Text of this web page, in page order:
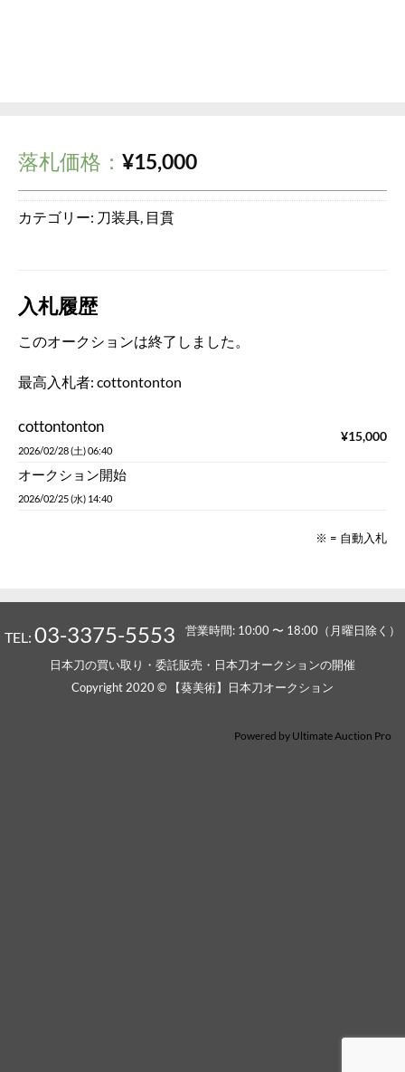
落札価格： ¥15,000
カテゴリー: 刀装具, 目貫
入札履歴
このオークションは終了しました。
最高入札者: cottontonton
cottontonton
2026/02/28 (土) 06:40
¥15,000
オークション開始
2026/02/25 (水) 14:40
※ = 自動入札
TEL:03-3375-5553 営業時間: 10:00 〜 18:00（月曜日除く）
日本刀の買い取り・委託販売・日本刀オークションの開催
Copyright 2020 © 【葵美術】日本刀オークション
Powered by Ultimate Auction Pro